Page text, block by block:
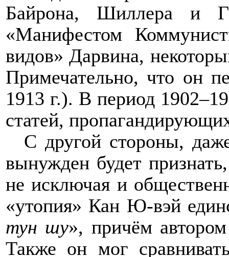
Байрона, Шиллера и
«Манифестом
видов» Дарвина,
Примечательно, что он
1913 г.). В период
статей,
С другой стороны,
вынужден будет
не исключая и
«утопия» Кан Ю-вэй
тун шу», причём
Также он мог